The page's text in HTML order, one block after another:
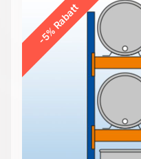
-5% Rabatt